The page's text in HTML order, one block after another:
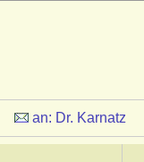
an: Dr. Karnatz